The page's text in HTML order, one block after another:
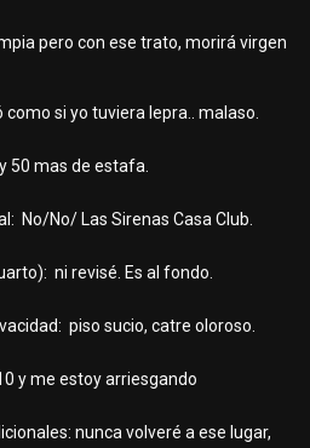
pero con ese trato, morirá virgen
si yo tuviera lepra.. malaso.
50 mas de estafa.
No/No/ Las Sirenas Casa Club.
ni revisé. Es al fondo.
piso sucio, catre oloroso.
y me estoy arriesgando
nunca volveré a ese lugar,